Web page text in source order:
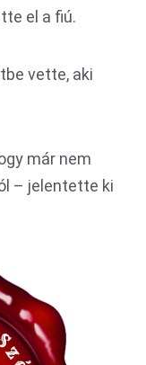
el a fiú.
vette, aki
már nem
– jelentette ki